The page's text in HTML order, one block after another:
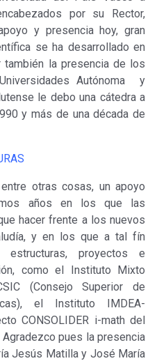
por su Rector,
y presencia hoy, gran
se ha desarrollado en
también la presencia de los
Autónoma y
le debo una cátedra a
y más de una década de
otras cosas, un apoyo
años en los que las
hacer frente a los nuevos
y en los que a tal fín
estructuras, proyectos e
como el Instituto Mixto
(Consejo Superior de
el Instituto IMDEA-
CONSOLIDER i-math del
Agradezco pues la presencia
Jesús Matilla y José María